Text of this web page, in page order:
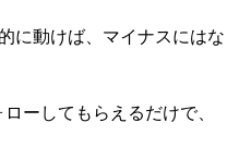
に動けば、マイナスにはな
ーしてもらえるだけで、